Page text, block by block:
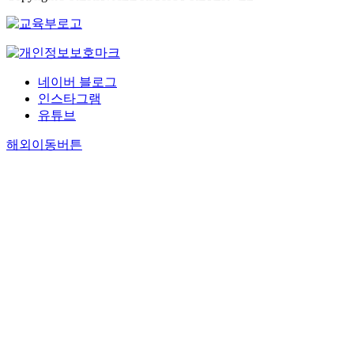
네이버 블로그
인스타그램
유튜브
해외이동버튼